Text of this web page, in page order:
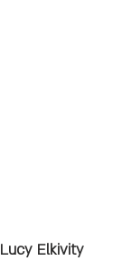
Lucy Elkivity